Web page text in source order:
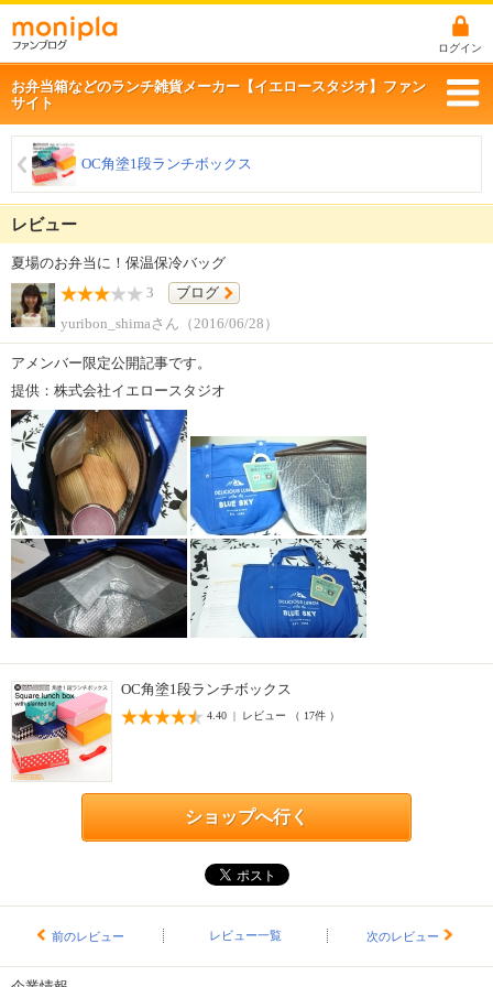
ログイン
お弁当箱などのランチ雑貨メーカー【イエロースタジオ】ファン
サイト
OC角塗1段ランチボックス
レビュー
夏場のお弁当に！保温保冷バッグ
3
ブログ
yuribon_shimaさん（2016/06/28）
アメンバー限定公開記事です。
提供：株式会社イエロースタジオ
OC角塗1段ランチボックス
4.40 | レビュー （ 17件 ）
ショップへ行く
前のレビュー レビュー一覧 次のレビュー